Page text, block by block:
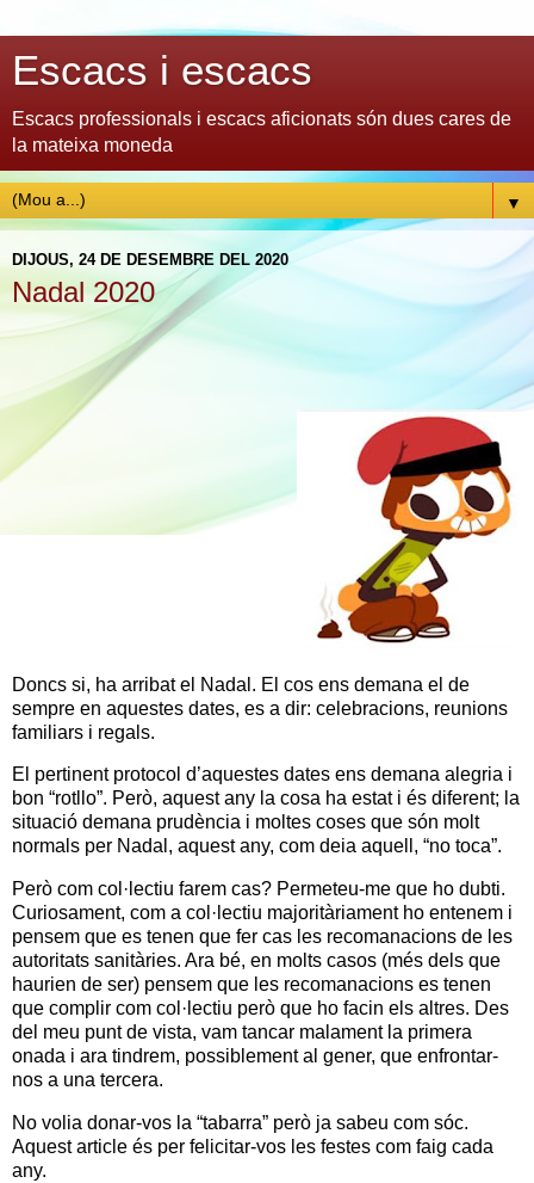
Escacs i escacs
Escacs professionals i escacs aficionats són dues cares de
la mateixa moneda
▼
DIJOUS, 24 DE DESEMBRE DEL 2020
Nadal 2020
Doncs si, ha arribat el Nadal. El cos ens demana el de
sempre en aquestes dates, es a dir: celebracions, reunions
familiars i regals.
El pertinent protocol d’aquestes dates ens demana alegria i
bon “rotllo”. Però, aquest any la cosa ha estat i és diferent; la
situació demana prudència i moltes coses que són molt
normals per Nadal, aquest any, com deia aquell, “no toca”.
Però com col·lectiu farem cas? Permeteu-me que ho dubti.
Curiosament, com a col·lectiu majoritàriament ho entenem i
pensem que es tenen que fer cas les recomanacions de les
autoritats sanitàries. Ara bé, en molts casos (més dels que
haurien de ser) pensem que les recomanacions es tenen
que complir com col·lectiu però que ho facin els altres. Des
del meu punt de vista, vam tancar malament la primera
onada i ara tindrem, possiblement al gener, que enfrontar-
nos a una tercera.
No volia donar-vos la “tabarra” però ja sabeu com sóc.
Aquest article és per felicitar-vos les festes com faig cada
any.